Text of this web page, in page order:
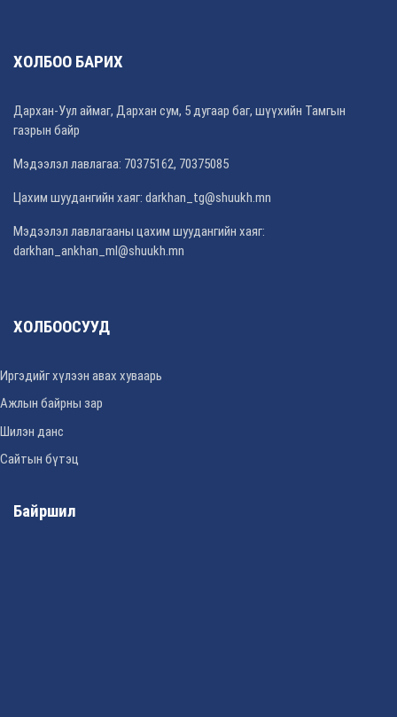
ХОЛБОО БАРИХ
Дархан-Уул аймаг, Дархан сум, 5 дугаар баг, шүүхийн Тамгын
газрын байр
Мэдээлэл лавлагаа: 70375162, 70375085
Цахим шуудангийн хаяг: darkhan_tg@shuukh.mn
Мэдээлэл лавлагааны цахим шуудангийн хаяг:
darkhan_ankhan_ml@shuukh.mn
ХОЛБООСУУД
Иргэдийг хүлээн авах хуваарь
Ажлын байрны зар
Шилэн данс
Сайтын бүтэц
Байршил